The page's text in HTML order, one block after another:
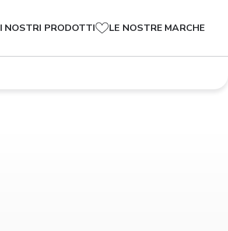
I NOSTRI PRODOTTI LE NOSTRE MARCHE